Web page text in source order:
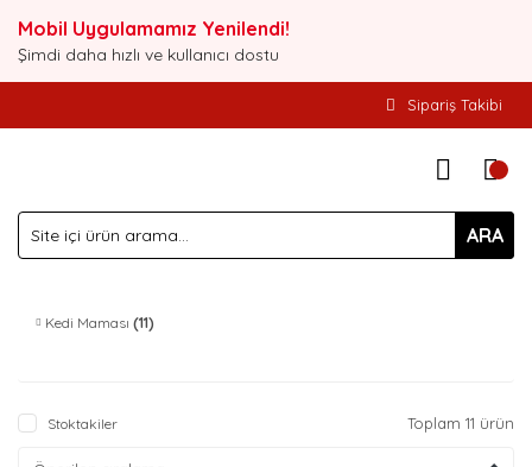
Mobil Uygulamamız Yenilendi!
Şimdi daha hızlı ve kullanıcı dostu
Sipariş Takibi
ARA
Kedi Maması (11)
Stoktakiler Toplam 11 ürün